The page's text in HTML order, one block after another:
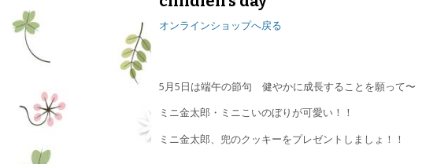
オンラインショップへ戻る
5月5日は端午の節句 健やかに成長することを願って〜
ミニ金太郎・ミニこいのぼりが可愛い！！
ミニ金太郎、兜のクッキーをプレゼントしましょ！！